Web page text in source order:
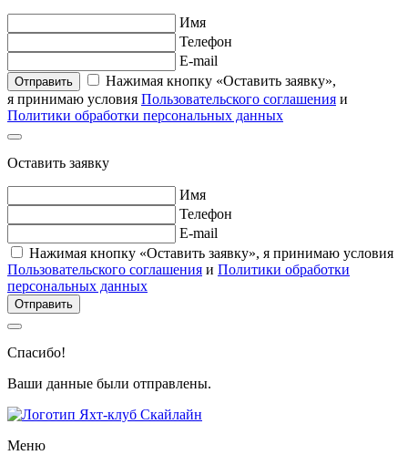
Имя
Телефон
E-mail
Отправить
Нажимая кнопку «Оставить заявку»,
я принимаю условия Пользовательского соглашения и
Политики обработки персональных данных
Оставить заявку
Имя
Телефон
E-mail
Нажимая кнопку «Оставить заявку», я принимаю условия
Пользовательского соглашения и Политики обработки
персональных данных
Отправить
Спасибо!
Ваши данные были отправлены.
Меню